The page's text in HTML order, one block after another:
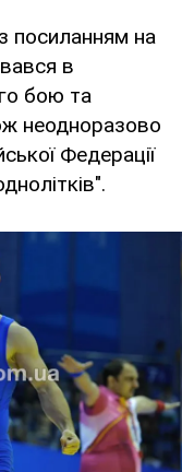
з посиланням на
в
бою та
неодноразово
Федерації